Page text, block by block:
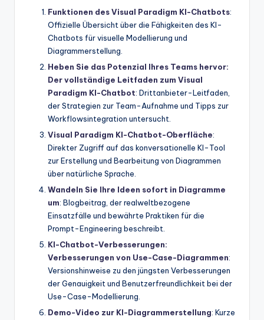
Funktionen des Visual Paradigm KI-Chatbots:
Offizielle Übersicht über die Fähigkeiten des KI-
Chatbots für visuelle Modellierung und
Diagrammerstellung.
Heben Sie das Potenzial Ihres Teams hervor:
Der vollständige Leitfaden zum Visual
Paradigm KI-Chatbot: Drittanbieter-Leitfaden,
der Strategien zur Team-Aufnahme und Tipps zur
Workflowsintegration untersucht.
Visual Paradigm KI-Chatbot-Oberfläche:
Direkter Zugriff auf das konversationelle KI-Tool
zur Erstellung und Bearbeitung von Diagrammen
über natürliche Sprache.
Wandeln Sie Ihre Ideen sofort in Diagramme
um: Blogbeitrag, der realweltbezogene
Einsatzfälle und bewährte Praktiken für die
Prompt-Engineering beschreibt.
KI-Chatbot-Verbesserungen:
Verbesserungen von Use-Case-Diagrammen:
Versionshinweise zu den jüngsten Verbesserungen
der Genauigkeit und Benutzerfreundlichkeit bei der
Use-Case-Modellierung.
Demo-Video zur KI-Diagrammerstellung: Kurze